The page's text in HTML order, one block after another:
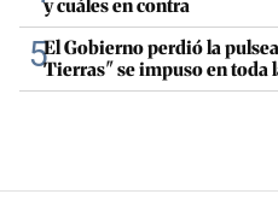
y cuáles en contra
5El Gobierno perdió la
Tierras" se impuso en toda